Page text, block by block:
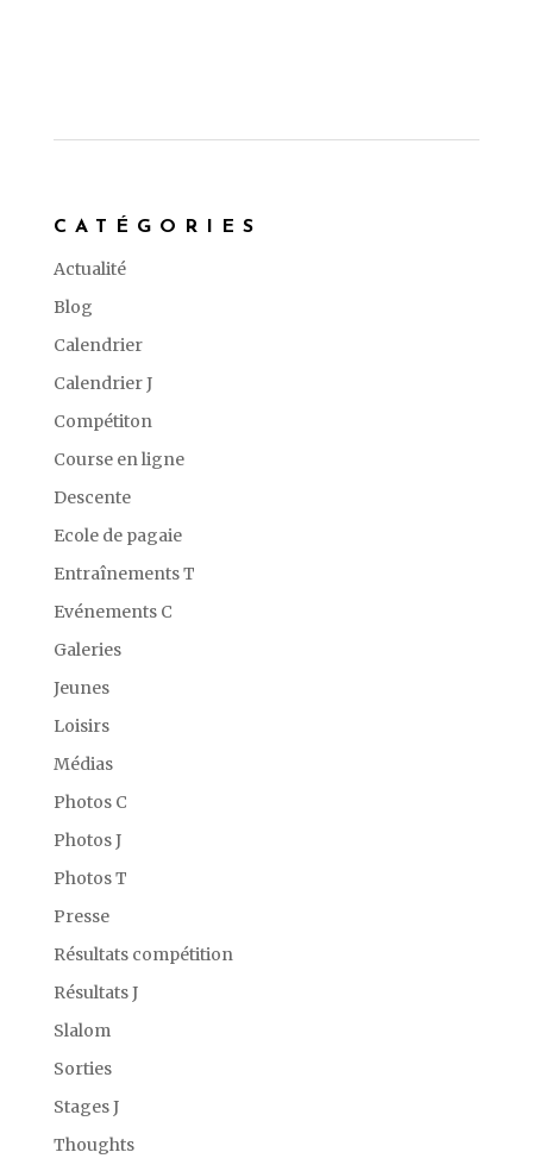
CATÉGORIES
Actualité
Blog
Calendrier
Calendrier J
Compétiton
Course en ligne
Descente
Ecole de pagaie
Entraînements T
Evénements C
Galeries
Jeunes
Loisirs
Médias
Photos C
Photos J
Photos T
Presse
Résultats compétition
Résultats J
Slalom
Sorties
Stages J
Thoughts